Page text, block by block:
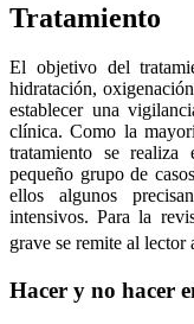
Tratamiento
El objetivo del
hidratación,
establecer una
clínica. Como la
tratamiento se
pequeño grupo de
ellos algunos
intensivos. Para la
grave se remite al
Hacer y no hacer